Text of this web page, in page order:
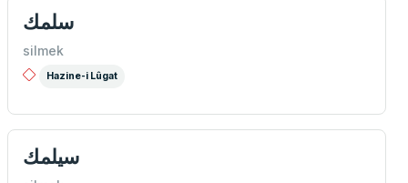
سلمك
silmek
Hazine-i Lûgat
سیلمك